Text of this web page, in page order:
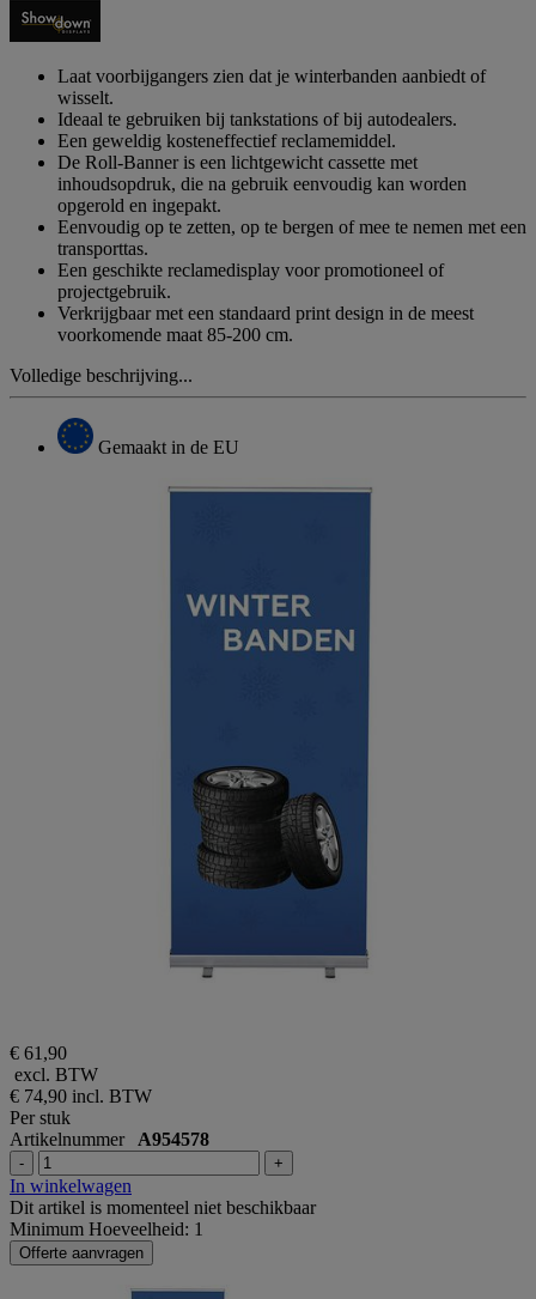
Laat voorbijgangers zien dat je winterbanden aanbiedt of
wisselt.
Ideaal te gebruiken bij tankstations of bij autodealers.
Een geweldig kosteneffectief reclamemiddel.
De Roll-Banner is een lichtgewicht cassette met
inhoudsopdruk, die na gebruik eenvoudig kan worden
opgerold en ingepakt.
Eenvoudig op te zetten, op te bergen of mee te nemen met een
transporttas.
Een geschikte reclamedisplay voor promotioneel of
projectgebruik.
Verkrijgbaar met een standaard print design in de meest
voorkomende maat 85-200 cm.
Volledige beschrijving...
Gemaakt in de EU
€ 61,90
excl. BTW
€ 74,90 incl. BTW
Per stuk
Artikelnummer A954578
- +
In winkelwagen
Dit artikel is momenteel niet beschikbaar
Minimum Hoeveelheid: 1
Offerte aanvragen